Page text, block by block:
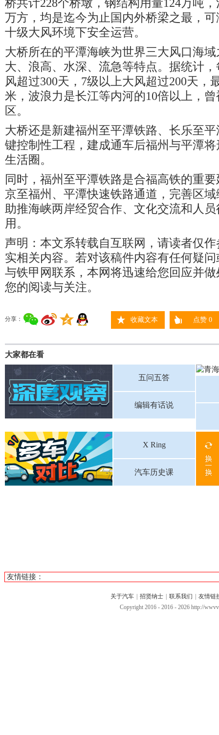
桥共计228个桥墩，钢结构用量124万吨
万方，均是迄今为止国内外桥梁之最，
十级大风环境下安全运营。
大桥所在的平潭海峡为世界三大风口海
大、浪高、水深、流急等特点。据统计
风超过300天，7级以上大风超过200天，
米，波浪力是长江等内河的10倍以上，
区。
大桥还是新建福州至平潭铁路、长乐至
键控制性工程，建成通车后福州与平潭
生活圈。
同时，福州至平潭铁路是合福高铁的重
京至福州、平潭快速铁路通道，完善区
助推海峡两岸经贸合作、文化交流和人
用。
声明：本文系转载自互联网，请读者仅
实相关内容。若对该稿件内容有任何疑
与铁甲网联系，本网将迅速给您回应并
您的阅读与关注。
分享： 收藏文本 点赞0
大家都在看
五问五答
编辑有话说
X Ring
汽车历史课
友情链接：
关于汽车 招贤纳士 联系我们
友情链
Copyright 2016 - 2016 - 2026 http://